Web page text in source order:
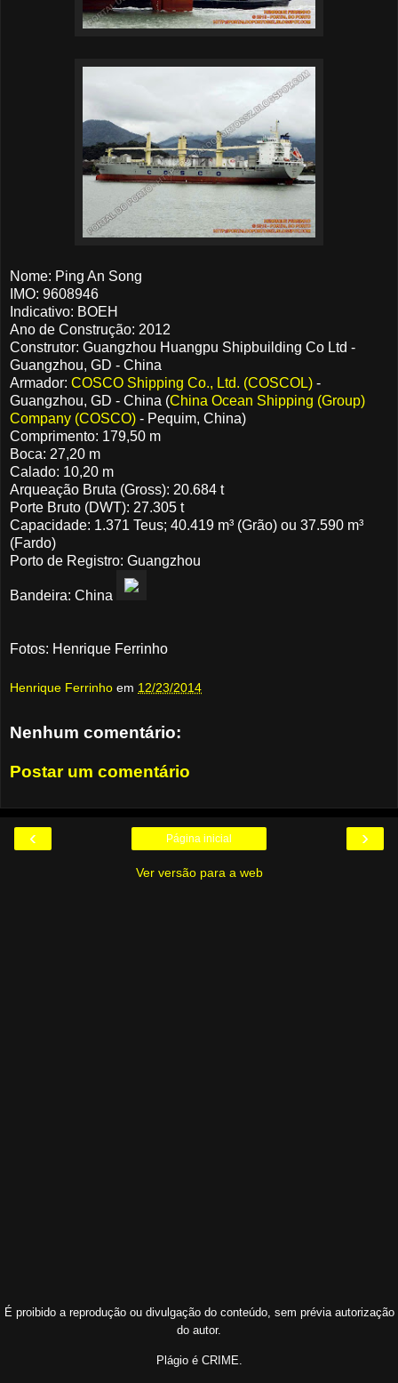
Nome: Ping An Song
IMO: 9608946
Indicativo: BOEH
Ano de Construção: 2012
Construtor: Guangzhou Huangpu Shipbuilding Co Ltd -
Guangzhou, GD - China
Armador: COSCO Shipping Co., Ltd. (COSCOL) -
Guangzhou, GD - China (China Ocean Shipping (Group)
Company (COSCO) - Pequim, China)
Comprimento: 179,50 m
Boca: 27,20 m
Calado: 10,20 m
Arqueação Bruta (Gross): 20.684 t
Porte Bruto (DWT): 27.305 t
Capacidade: 1.371 Teus; 40.419 m³ (Grão) ou 37.590 m³
(Fardo)
Porto de Registro: Guangzhou
Bandeira: China
Fotos: Henrique Ferrinho
Henrique Ferrinho em 12/23/2014
Nenhum comentário:
Postar um comentário
‹ ›
Página inicial
Ver versão para a web
É proibido a reprodução ou divulgação do conteúdo, sem prévia autorização
do autor.
Plágio é CRIME.